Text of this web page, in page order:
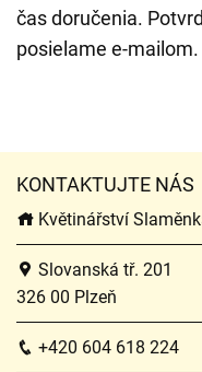
čas doručenia.
posielame e-mailom.
KONTAKTUJTE NÁS
Květinářství
Slovanská tř. 201
326 00 Plzeň
+420 604 618 224